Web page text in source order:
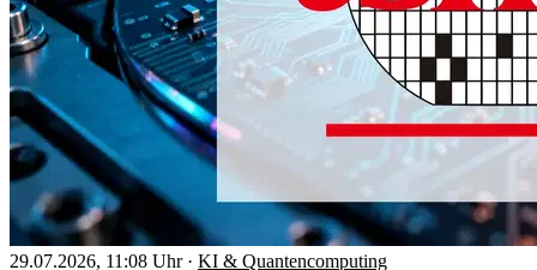
29.07.2026, 11:08 Uhr · KI & Quantencomputing